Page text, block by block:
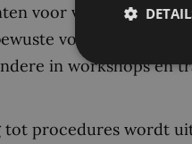
voor verbetering
vooroordelen
in workshops en
tot procedures wordt